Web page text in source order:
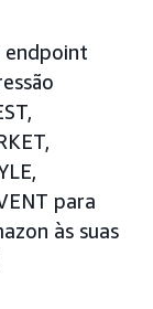
endpoint
para
às suas